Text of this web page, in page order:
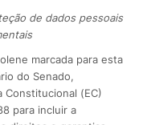
de dados pessoais
marcada para esta
do Senado,
Constitucional (EC)
para incluir a